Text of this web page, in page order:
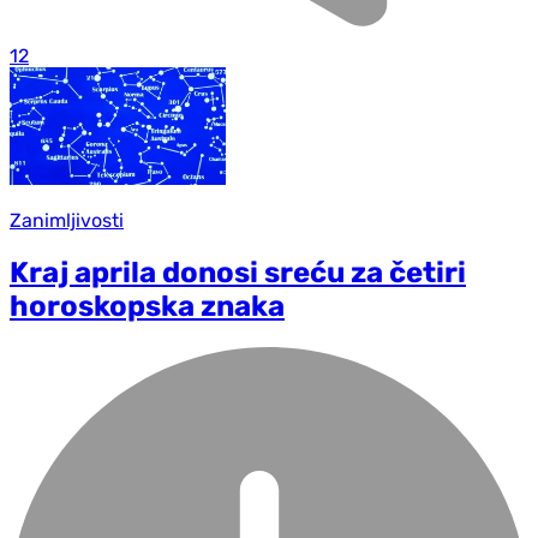
12
Zanimljivosti
Kraj aprila donosi sreću za četiri
horoskopska znaka